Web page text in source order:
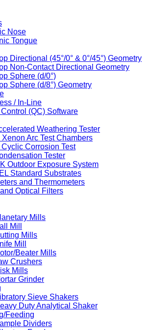
Nose
Tongue
Directional (45°/0° & 0°/45°) Geometry
Non-Contact Directional Geometry
Sphere (d/0°)
Sphere (d/8°) Geometry
/ In-Line
(QC) Software
Weathering Tester
Arc Test Chambers
Cyclic Corrosion Test
Tester
Outdoor Exposure System
Standard Substrates
and Thermometers
Optical Filters
Mills
Mill
Mills
Mill
Beater Mills
Crushers
Mills
Grinder
Sieve Shakers
Duty Analytical Shaker
Feeding
Dividers